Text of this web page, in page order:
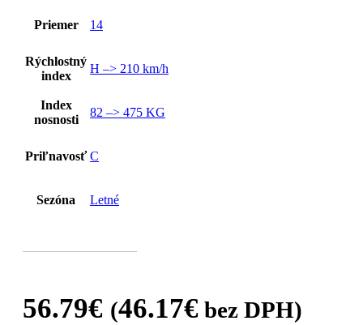
Priemer 14
Rýchlostný
index
H –> 210 km/h
Index
nosnosti
82 –> 475 KG
Priľnavosť C
Sezóna Letné
56.79€ (46.17€ bez DPH)